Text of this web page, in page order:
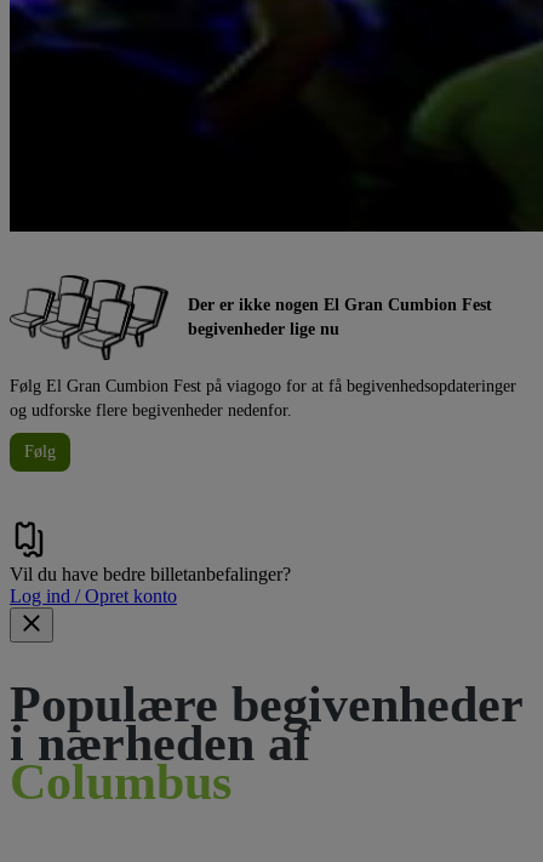
Der er ikke nogen El Gran Cumbion Fest
begivenheder lige nu
Følg El Gran Cumbion Fest på viagogo for at få begivenhedsopdateringer
og udforske flere begivenheder nedenfor.
Følg
Vil du have bedre billetanbefalinger?
Log ind / Opret konto
Populære begivenheder
i nærheden af
Columbus